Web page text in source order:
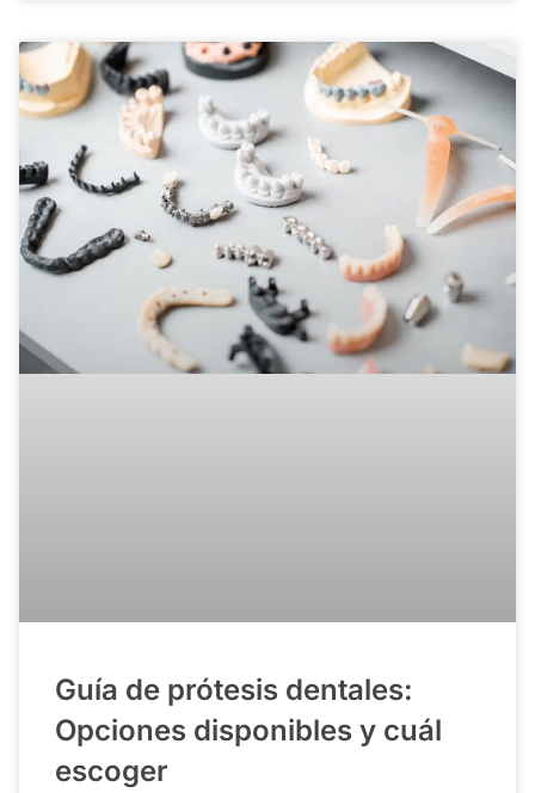
Guía de prótesis dentales:
Opciones disponibles y cuál
escoger